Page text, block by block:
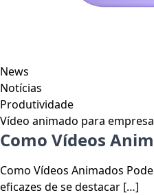
News
Notícias
Produtividade
Vídeo animado para
Como Vídeos
Como Vídeos Animados
eficazes de se destacar […]